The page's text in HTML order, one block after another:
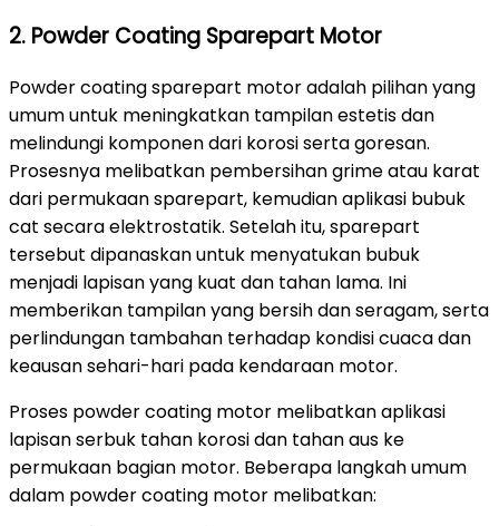
2. Powder Coating Sparepart Motor
Powder coating sparepart motor adalah pilihan yang
umum untuk meningkatkan tampilan estetis dan
melindungi komponen dari korosi serta goresan.
Prosesnya melibatkan pembersihan grime atau karat
dari permukaan sparepart, kemudian aplikasi bubuk
cat secara elektrostatik. Setelah itu, sparepart
tersebut dipanaskan untuk menyatukan bubuk
menjadi lapisan yang kuat dan tahan lama. Ini
memberikan tampilan yang bersih dan seragam, serta
perlindungan tambahan terhadap kondisi cuaca dan
keausan sehari-hari pada kendaraan motor.
Proses powder coating motor melibatkan aplikasi
lapisan serbuk tahan korosi dan tahan aus ke
permukaan bagian motor. Beberapa langkah umum
dalam powder coating motor melibatkan: